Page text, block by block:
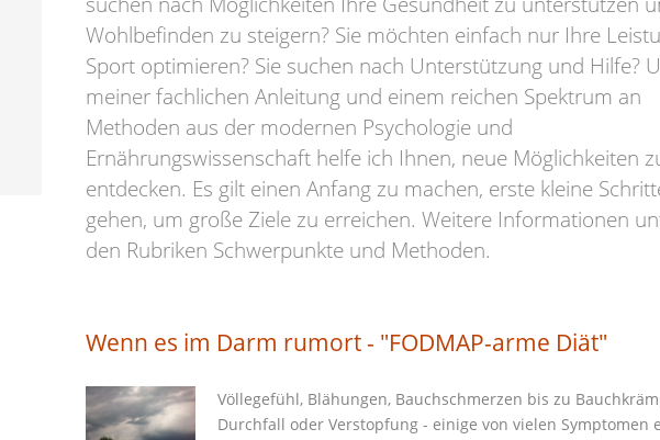
Wohlbefinden zu steigern? Sie möchten einfach nur Ihre
Sport optimieren? Sie suchen nach Unterstützung und Hilfe?
meiner fachlichen Anleitung und einem reichen Spektrum an
Methoden aus der modernen Psychologie und
Ernährungswissenschaft helfe ich Ihnen, neue Möglichkeiten
entdecken. Es gilt einen Anfang zu machen, erste kleine
gehen, um große Ziele zu erreichen. Weitere Informationen
den Rubriken Schwerpunkte und Methoden.
Wenn es im Darm rumort - "FODMAP-arme Diät"
Völlegefühl, Blähungen, Bauchschmerzen bis zu
Durchfall oder Verstopfung - einige von vielen Symptomen